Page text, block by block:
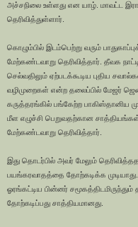
அச்சநிலை உள்ளது என யாழ். மாவட்ட
தெரிவித்துள்ளார்.
கொழும்பில் இடம்பெற்று வரும்
மேற்கண்டவாறு தெரிவித்தார். தீவக
செல்வதிலும் ஏற்படக்கூடிய புதிய
வழிமுறைகள் என்ற தலைப்பில் மேஜர்
கருத்தரங்கில் பங்கேற்ற பாகிஸ்தானிய
மீள எழுச்சி பெறுவதற்கான
மேற்கண்டவாறு தெரிவித்தார்.
இது தொடர்பில் அவர் மேலும்
பயங்கரவாதத்தை தோற்கடிக்க முடியாது.
ஓரங்கட்டிய பின்னர்
தோற்கடிப்பது சாத்தியமானது.